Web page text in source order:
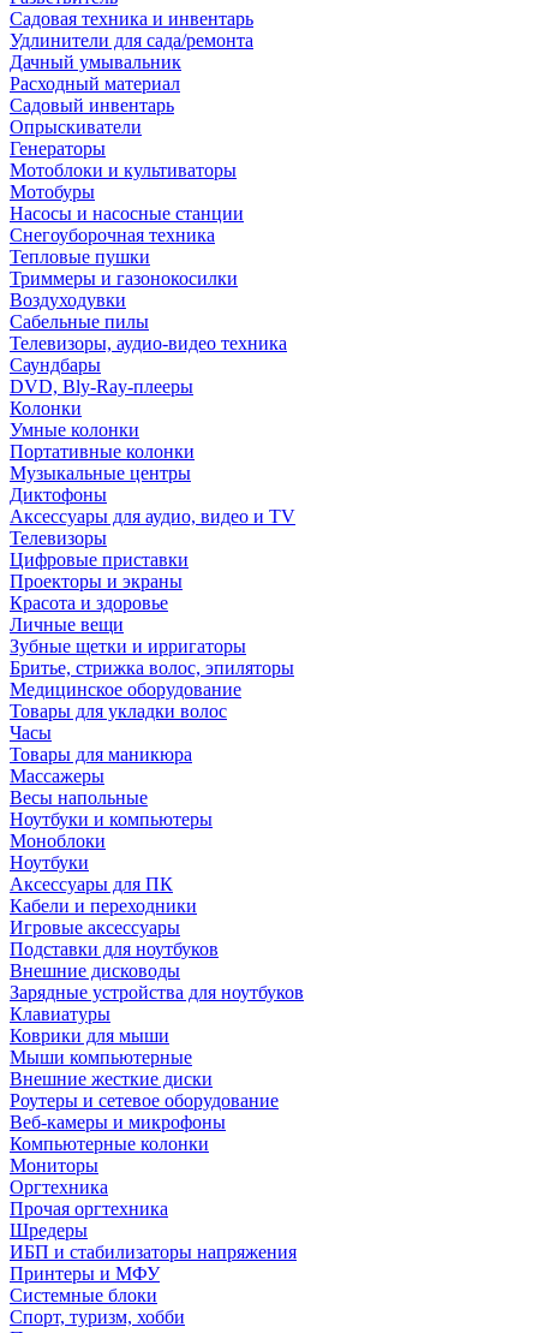
Садовая техника и инвентарь
Удлинители для сада/ремонта
Дачный умывальник
Расходный материал
Садовый инвентарь
Опрыскиватели
Генераторы
Мотоблоки и культиваторы
Мотобуры
Насосы и насосные станции
Снегоуборочная техника
Тепловые пушки
Триммеры и газонокосилки
Воздуходувки
Сабельные пилы
Телевизоры, аудио-видео техника
Саундбары
DVD, Bly-Ray-плееры
Колонки
Умные колонки
Портативные колонки
Музыкальные центры
Диктофоны
Аксессуары для аудио, видео и TV
Телевизоры
Цифровые приставки
Проекторы и экраны
Красота и здоровье
Личные вещи
Зубные щетки и ирригаторы
Бритье, стрижка волос, эпиляторы
Медицинское оборудование
Товары для укладки волос
Часы
Товары для маникюра
Массажеры
Весы напольные
Ноутбуки и компьютеры
Моноблоки
Ноутбуки
Аксессуары для ПК
Кабели и переходники
Игровые аксессуары
Подставки для ноутбуков
Внешние дисководы
Зарядные устройства для ноутбуков
Клавиатуры
Коврики для мыши
Мыши компьютерные
Внешние жесткие диски
Роутеры и сетевое оборудование
Веб-камеры и микрофоны
Компьютерные колонки
Мониторы
Оргтехника
Прочая оргтехника
Шредеры
ИБП и стабилизаторы напряжения
Принтеры и МФУ
Системные блоки
Спорт, туризм, хобби